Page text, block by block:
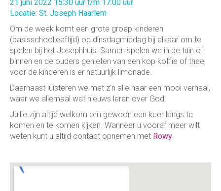
21 juni 2022 15:30 uur t/m 17:00 uur
Locatie: St. Joseph Haarlem
Om de week komt een grote groep kinderen
(basisschoolleeftijd) op dinsdagmiddag bij elkaar om te
spelen bij het Josephhuis. Samen spelen we in de tuin of
binnen en de ouders genieten van een kop koffie of thee,
voor de kinderen is er natuurlijk limonade.
Daarnaast luisteren we met z'n alle naar een mooi verhaal,
waar we allemaal wat nieuws leren over God.
Jullie zijn altijd welkom om gewoon een keer langs te
komen en te komen kijken. Wanneer u vooraf meer wilt
weten kunt u altijd contact opnemen met Rowy